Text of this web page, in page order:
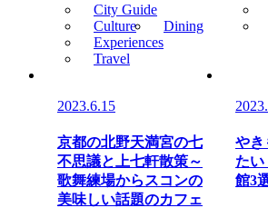
City Guide
Culture
Dining
Experiences
Travel
2023.6.15
京都の北野天満宮の七
不思議と上七軒散策～
歌舞練場からスコンの
美味しい話題のカフェ
やき
た
館3